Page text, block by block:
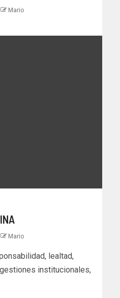
Mario
Mario
lealtad,
institucionales,